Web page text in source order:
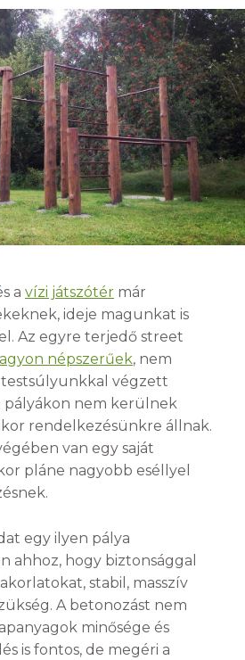
a vízi játszótér már
ideje magunkat is
Az egyre terjedő street
népszerűek, nem
végzett
pályákon nem kerülnek
rendelkezésünkre állnak.
van egy saját
pláne nagyobb eséllyel
egy ilyen pálya
ahhoz, hogy biztonsággal
stabil, masszív
A betonozást nem
minősége és
is fontos, de megéri a